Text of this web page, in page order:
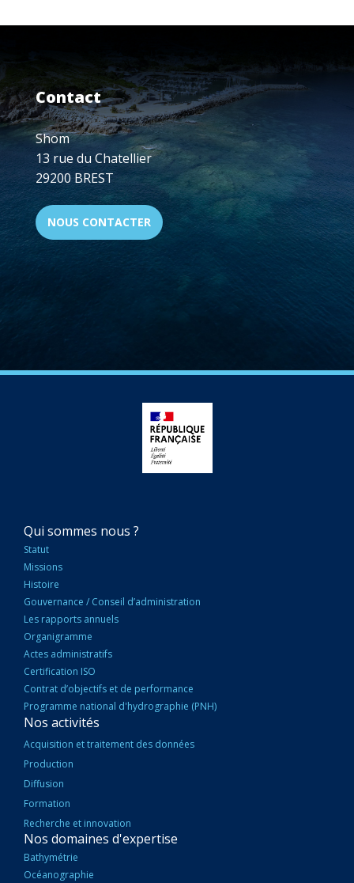
Contact
Shom
13 rue du Chatellier
29200 BREST
NOUS CONTACTER
NAVIGATION
PRINCIPALE
Qui sommes nous ?
Statut
Missions
Histoire
Gouvernance / Conseil d’administration
Les rapports annuels
Organigramme
Actes administratifs
Certification ISO
Contrat d’objectifs et de performance
Programme national d'hydrographie (PNH)
Nos activités
Acquisition et traitement des données
Production
Diffusion
Formation
Recherche et innovation
Nos domaines d'expertise
Bathymétrie
Océanographie